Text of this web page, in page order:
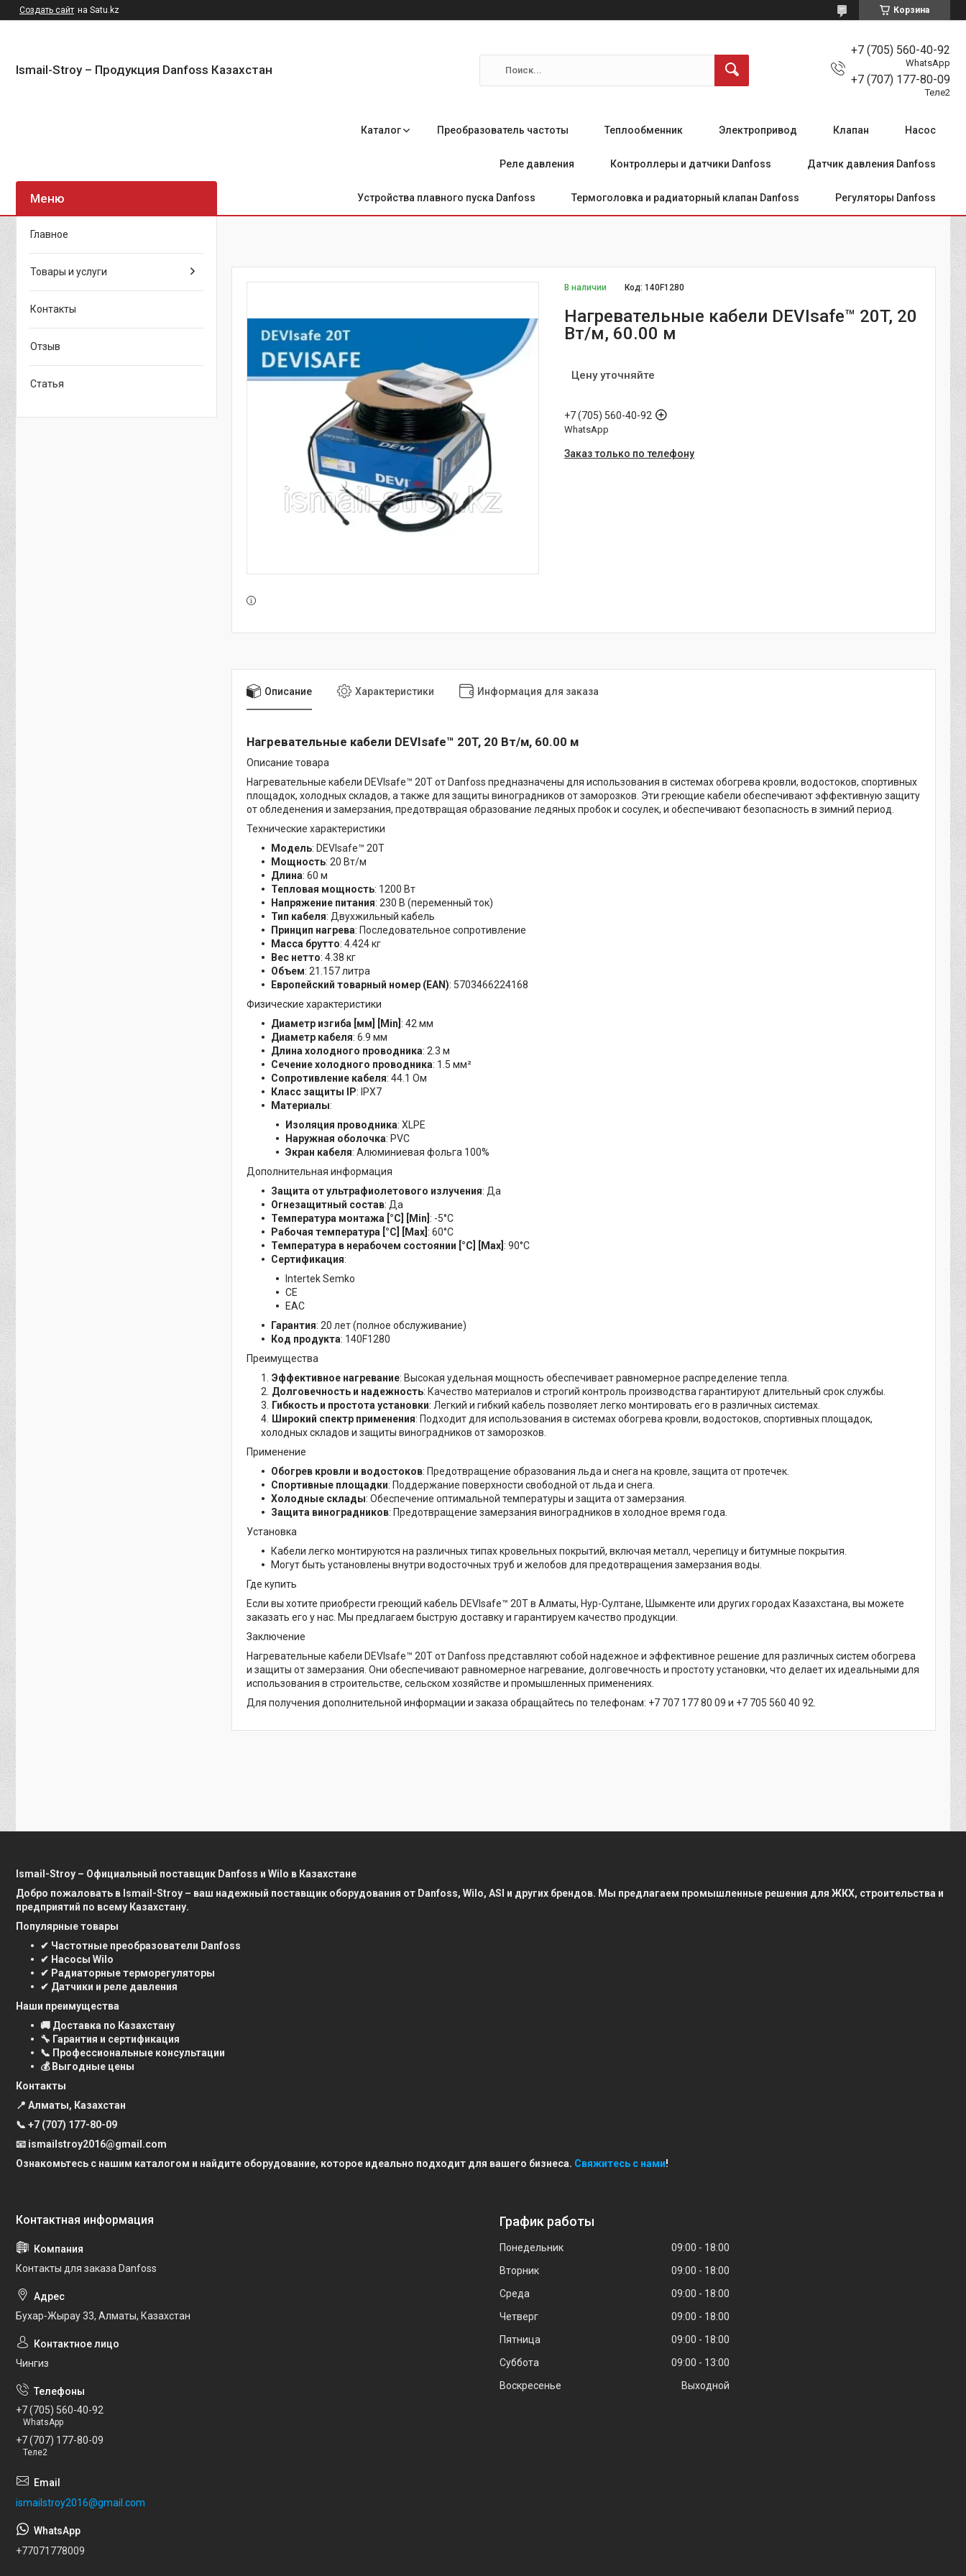
Создать сайт на Satu.kz Корзина
Ismail-Stroy – Продукция Danfoss Казахстан
+7 (705) 560-40-92
WhatsApp
+7 (707) 177-80-09
Теле2
Каталог Преобразователь частоты Теплообменник Электропривод Клапан Насос
Реле давления Контроллеры и датчики Danfoss Датчик давления Danfoss
Устройства плавного пуска Danfoss Термоголовка и радиаторный клапан Danfoss Регуляторы Danfoss
В наличии Код:140F1280
Нагревательные кабели DEVIsafe™ 20T, 20
Вт/м, 60.00 м
Цену уточняйте
+7 (705) 560-40-92
WhatsApp
Заказ только по телефону
Описание Характеристики Информация для заказа
Нагревательные кабели DEVIsafe™ 20T, 20 Вт/м, 60.00 м
Описание товара
Нагревательные кабели DEVIsafe™ 20T от Danfoss предназначены для использования в системах обогрева кровли, водостоков, спортивных
площадок, холодных складов, а также для защиты виноградников от заморозков. Эти греющие кабели обеспечивают эффективную защиту
от обледенения и замерзания, предотвращая образование ледяных пробок и сосулек, и обеспечивают безопасность в зимний период.
Технические характеристики
Модель: DEVIsafe™ 20T
Мощность: 20 Вт/м
Длина: 60 м
Тепловая мощность: 1200 Вт
Напряжение питания: 230 В (переменный ток)
Тип кабеля: Двухжильный кабель
Принцип нагрева: Последовательное сопротивление
Масса брутто: 4.424 кг
Вес нетто: 4.38 кг
Объем: 21.157 литра
Европейский товарный номер (EAN): 5703466224168
Физические характеристики
Диаметр изгиба [мм] [Min] : 42 мм
Диаметр кабеля: 6.9 мм
Длина холодного проводника: 2.3 м
Сечение холодного проводника: 1.5 мм²
Сопротивление кабеля: 44.1 Ом
Класс защиты IP: IPX7
Материалы:
Изоляция проводника: XLPE
Наружная оболочка: PVC
Экран кабеля: Алюминиевая фольга 100%
Дополнительная информация
Защита от ультрафиолетового излучения: Да
Огнезащитный состав: Да
Температура монтажа [°C] [Min] : -5°C
Рабочая температура [°C] [Max] : 60°C
Температура в нерабочем состоянии [°C] [Max] : 90°C
Сертификация:
Intertek Semko
CE
EAC
Гарантия: 20 лет (полное обслуживание)
Код продукта: 140F1280
Преимущества
Эффективное нагревание: Высокая удельная мощность обеспечивает равномерное распределение тепла.
Долговечность и надежность: Качество материалов и строгий контроль производства гарантируют длительный срок службы.
Гибкость и простота установки: Легкий и гибкий кабель позволяет легко монтировать его в различных системах.
Широкий спектр применения: Подходит для использования в системах обогрева кровли, водостоков, спортивных площадок,
холодных складов и защиты виноградников от заморозков.
Применение
Обогрев кровли и водостоков: Предотвращение образования льда и снега на кровле, защита от протечек.
Спортивные площадки: Поддержание поверхности свободной от льда и снега.
Холодные склады: Обеспечение оптимальной температуры и защита от замерзания.
Защита виноградников: Предотвращение замерзания виноградников в холодное время года.
Установка
Кабели легко монтируются на различных типах кровельных покрытий, включая металл, черепицу и битумные покрытия.
Могут быть установлены внутри водосточных труб и желобов для предотвращения замерзания воды.
Где купить
Если вы хотите приобрести греющий кабель DEVIsafe™ 20T в Алматы, Нур-Султане, Шымкенте или других городах Казахстана, вы можете
заказать его у нас. Мы предлагаем быструю доставку и гарантируем качество продукции.
Заключение
Нагревательные кабели DEVIsafe™ 20T от Danfoss представляют собой надежное и эффективное решение для различных систем обогрева
и защиты от замерзания. Они обеспечивают равномерное нагревание, долговечность и простоту установки, что делает их идеальными для
использования в строительстве, сельском хозяйстве и промышленных применениях.
Для получения дополнительной информации и заказа обращайтесь по телефонам: +7 707 177 80 09 и +7 705 560 40 92.
Главное
Товары и услуги
Контакты
Отзыв
Статья
Ismail-Stroy – Официальный поставщик Danfoss и Wilo в Казахстане
Добро пожаловать в Ismail-Stroy – ваш надежный поставщик оборудования от Danfoss, Wilo, ASI и других брендов. Мы предлагаем промышленные решения для ЖКХ, строительства и
предприятий по всему Казахстану.
Популярные товары
✔ Частотные преобразователи Danfoss
✔ Насосы Wilo
✔ Радиаторные терморегуляторы
✔ Датчики и реле давления
Наши преимущества
🚚 Доставка по Казахстану
🔧 Гарантия и сертификация
📞 Профессиональные консультации
💰 Выгодные цены
Контакты
📍 Алматы, Казахстан
📞 +7 (707) 177-80-09
📧 ismailstroy2016@gmail.com
Ознакомьтесь с нашим каталогом и найдите оборудование, которое идеально подходит для вашего бизнеса. Свяжитесь с нами!
Контакты для заказа Danfoss
Бухар-Жырау 33, Алматы, Казахстан
Чингиз
+7 (705) 560-40-92
WhatsApp
+7 (707) 177-80-09
Теле2
ismailstroy2016@gmail.com
+77071778009
График работы
Понедельник 09:00
18:00
Вторник
09:00
18:00
Среда
09:00
18:00
Четверг
09:00
18:00
Пятница
09:00
18:00
Суббота
09:00
13:00
Воскресенье
Выходной